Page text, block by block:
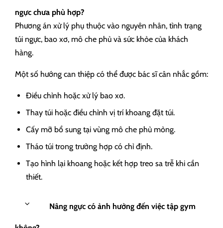
ngực chưa phù hợp?
Phương án xử lý phụ thuộc vào nguyên nhân, tình trạng
túi ngực, bao xơ, mô che phủ và sức khỏe của khách
hàng.
Một số hướng can thiệp có thể được bác sĩ cân nhắc gồm:
Điều chỉnh hoặc xử lý bao xơ.
Thay túi hoặc điều chỉnh vị trí khoang đặt túi.
Cấy mỡ bổ sung tại vùng mô che phủ mỏng.
Tháo túi trong trường hợp có chỉ định.
Tạo hình lại khoang hoặc kết hợp treo sa trễ khi cần
thiết.
Nâng ngực có ảnh hưởng đến việc tập gym